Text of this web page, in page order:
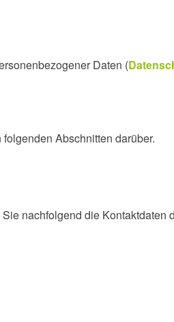
Daten (
Abschnitten darüber.
nachfolgend die Kontaktdaten